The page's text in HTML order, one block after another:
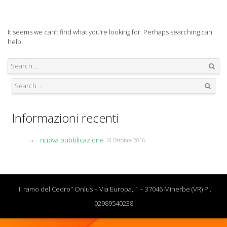
It seems we can’t find what you’re looking for. Perhaps searching can
help.
Informazioni recenti
nuova pubblicazione 18 Ottobre 2016
"Il ramo del Cedro" Onlus – Via Europa, 1 – 37046 Minerbe (VR) PI.
02989540238